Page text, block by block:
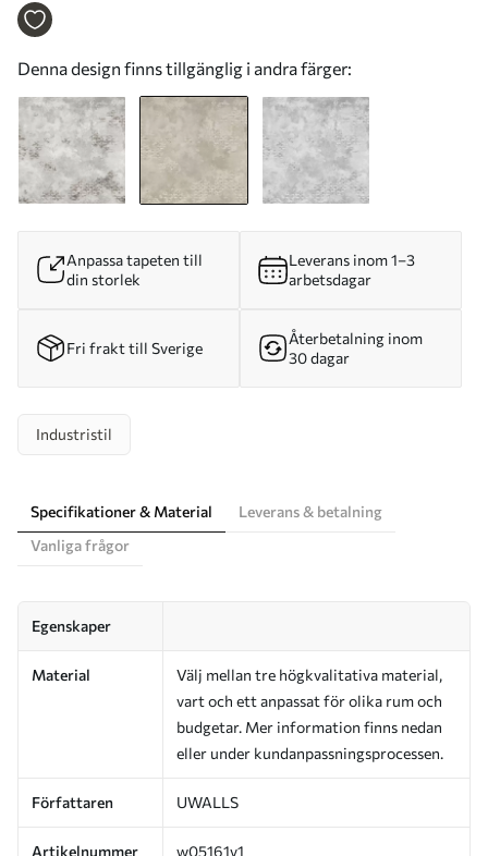
synligt tegel Nr. w05161v1
Denna design finns tillgänglig i andra färger:
Anpassa tapeten till
din storlek
Leverans inom 1–3
arbetsdagar
Fri frakt till Sverige
Återbetalning inom
30 dagar
Industristil
Specifikationer & Material
Leverans & betalning
Vanliga frågor
Egenskaper
Material
Välj mellan tre högkvalitativa material,
vart och ett anpassat för olika rum och
budgetar. Mer information finns nedan
eller under kundanpassningsprocessen.
Författaren UWALLS
Artikelnummer w05161v1